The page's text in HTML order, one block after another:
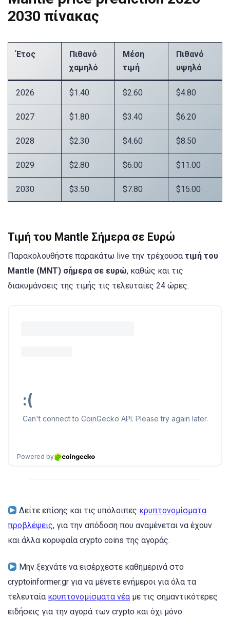
2030 πίνακας
Έτος
Πιθανό
χαμηλό
Μέση
τιμή
Πιθανό
υψηλό
2026 $1.40 $2.60 $4.80
2027 $1.80 $3.40 $6.20
2028 $2.30 $4.60 $8.50
2029 $2.80 $6.00 $11.00
2030 $3.50 $7.80 $15.00
Τιμή του Mantle Σήμερα σε Ευρώ
Παρακολουθήστε παρακάτω live την τρέχουσα τιμή του
Mantle (MNT) σήμερα σε ευρώ, καθώς και τις
διακυμάνσεις της τιμής τις τελευταίες 24 ώρες.
Δείτε επίσης και τις υπόλοιπες κρυπτονομίσματα
προβλέψεις, για την απόδοση που αναμένεται να έχουν
και άλλα κορυφαία crypto coins της αγοράς.
Μην ξεχνάτε να εισέρχεστε καθημερινά στο
cryptoinformer.gr για να μένετε ενήμεροι για όλα τα
τελευταία κρυπτονομίσματα νέα με τις σημαντικότερες
ειδήσεις για την αγορά των crypto και όχι μόνο.